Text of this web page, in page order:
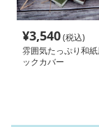
¥3,540(税込)
雰囲気たっぷり和
ックカバー